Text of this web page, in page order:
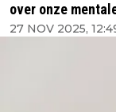
over onze
27 NOV 2025,